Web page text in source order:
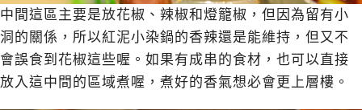
中間這區主要是放花椒、辣椒和燈籠椒，但因為留有小
洞的關係，所以紅泥小染鍋的香辣還是能維持，但又不
會誤食到花椒這些喔。如果有成串的食材，也可以直接
放入這中間的區域煮喔，煮好的香氣想必會更上層樓。